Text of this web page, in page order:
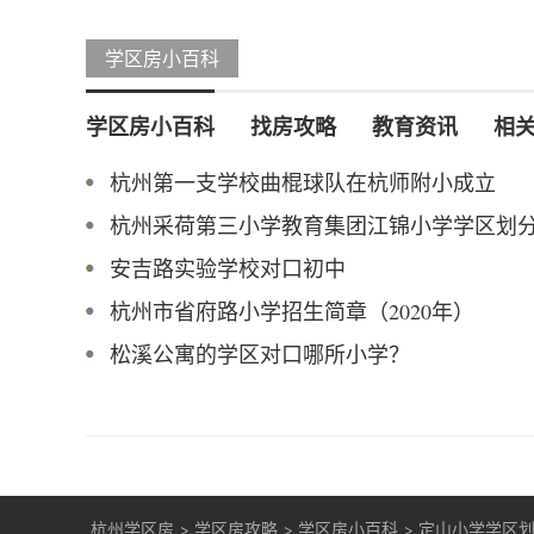
学区房小百科
学区房小百科 找房攻略 教育资讯 相
杭州第一支学校曲棍球队在杭师附小成立
杭州采荷第三小学教育集团江锦小学学区划
安吉路实验学校对口初中
杭州市省府路小学招生简章（2020年）
松溪公寓的学区对口哪所小学？
杭州学区房 > 学区房攻略 > 学区房小百科 > 定山小学学区